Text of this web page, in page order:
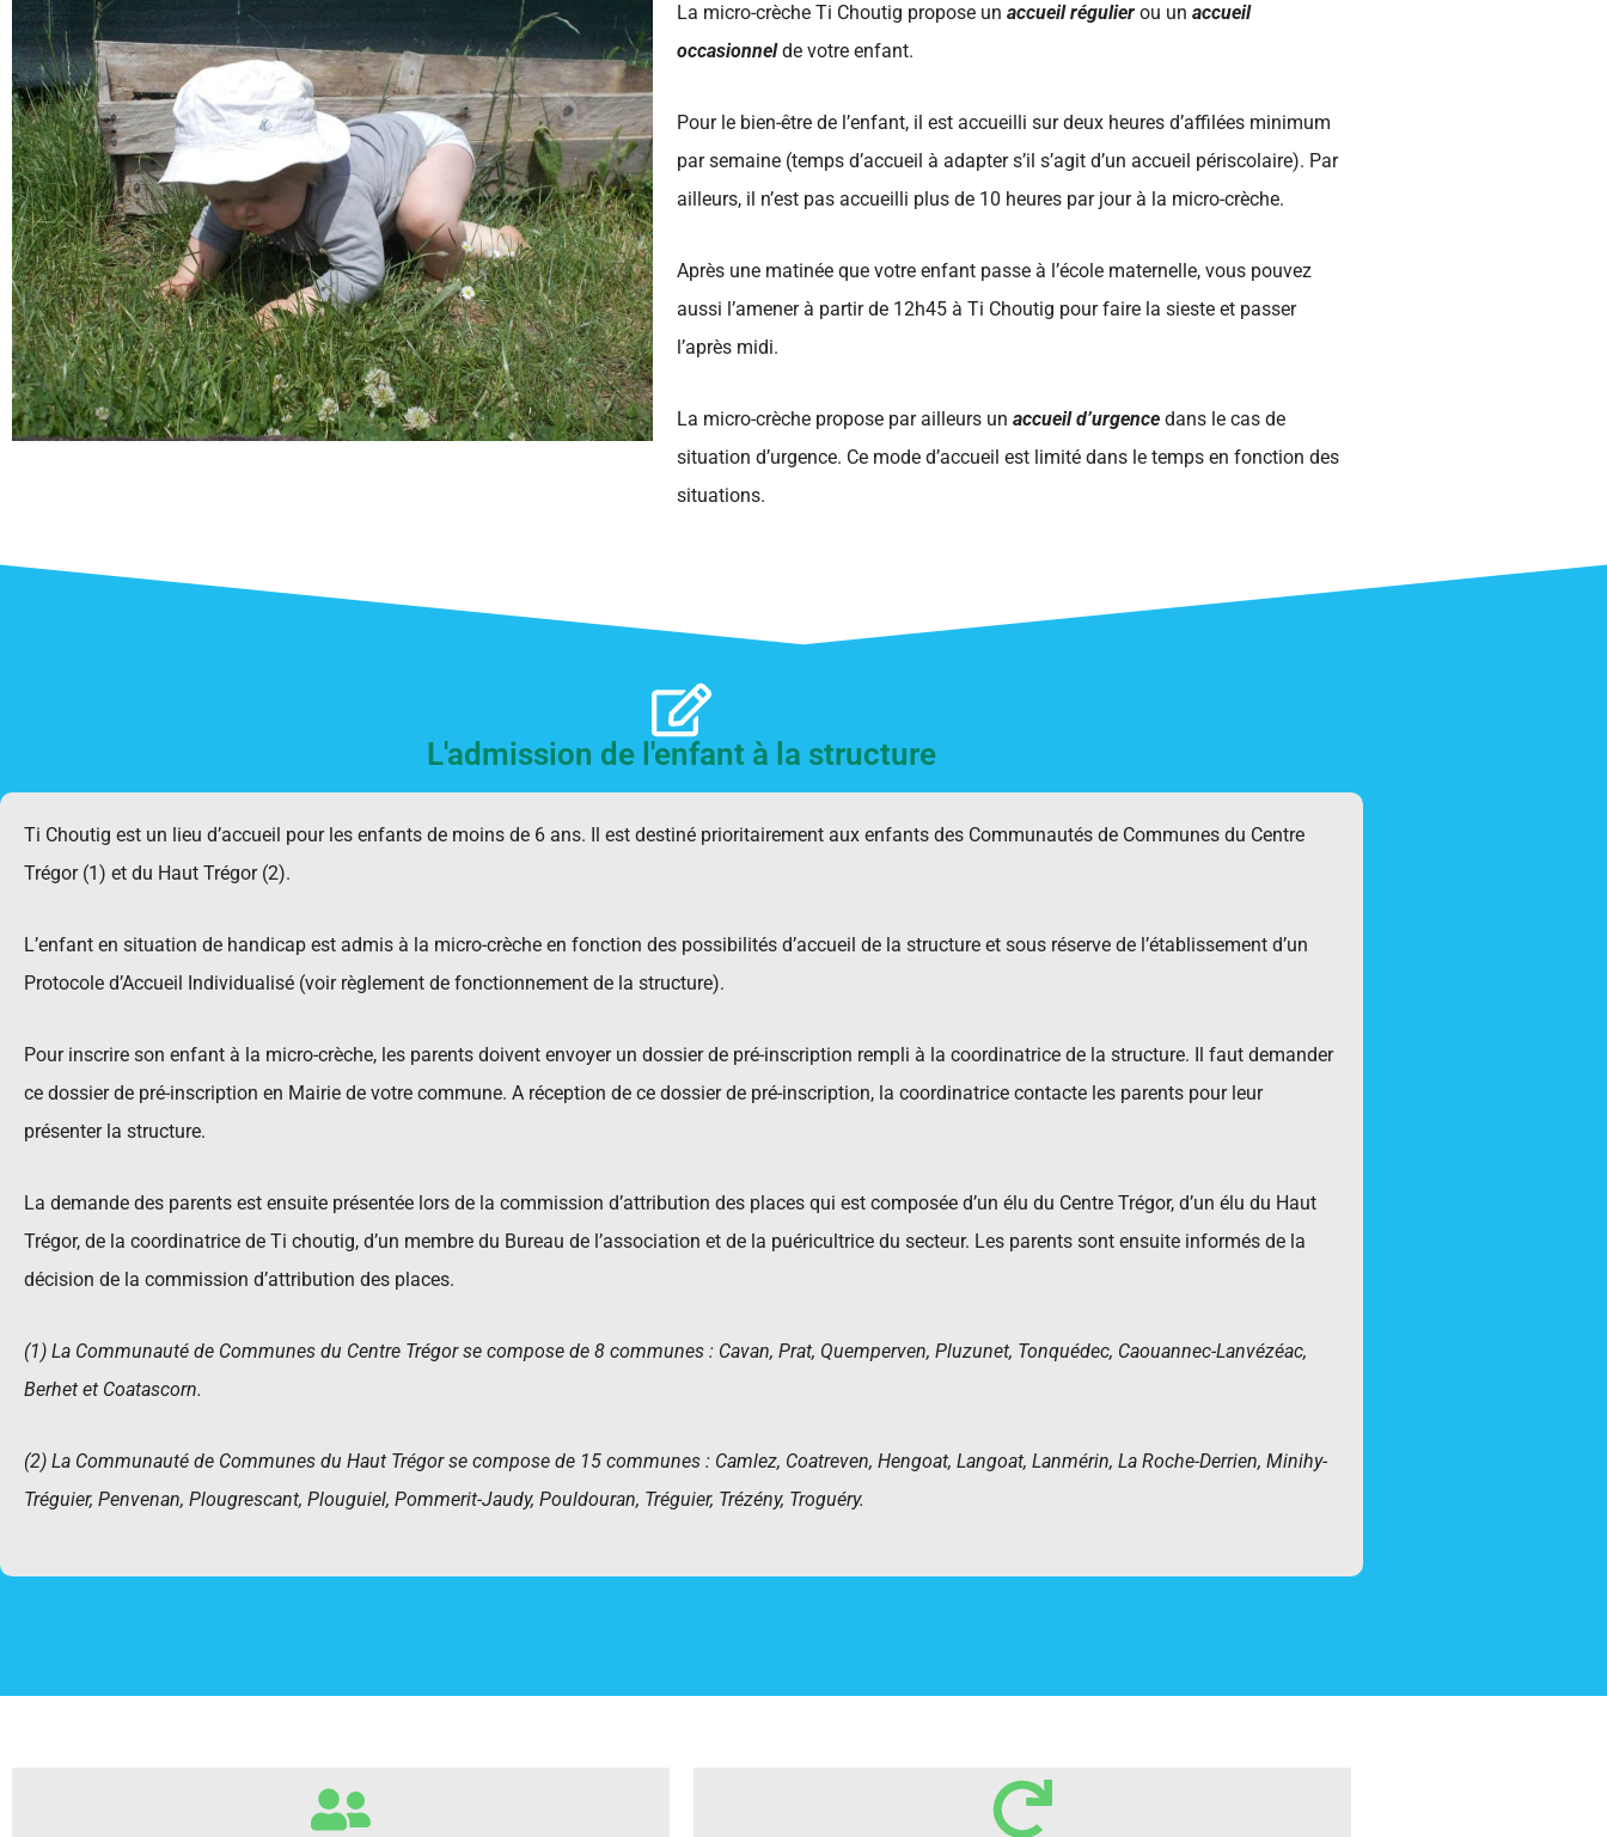
La micro-crèche Ti Choutig propose un accueil régulier ou un accueil
occasionnelde votre enfant.
Pour le bien-être de l’enfant, il est accueilli sur deux heures d’affilées minimum
par semaine (temps d’accueil à adapter s’il s’agit d’un accueil périscolaire). Par
ailleurs, il n’est pas accueilli plus de 10 heures par jour à la micro-crèche.
Après une matinée que votre enfant passe à l’école maternelle, vous pouvez
aussi l’amener à partir de 12h45 à Ti Choutig pour faire la sieste et passer
l’après midi.
La micro-crèche propose par ailleurs un accueil d’urgencedans le cas de
situation d’urgence. Ce mode d’accueil est limité dans le temps en fonction des
situations.
L'admission de l'enfant à la structure
Ti Choutig est un lieu d’accueil pour les enfants de moins de 6 ans. Il est destiné prioritairement aux enfants des Communautés de Communes du Centre
Trégor (1) et du Haut Trégor (2).
L’enfant en situation de handicap est admis à la micro-crèche en fonction des possibilités d’accueil de la structure et sous réserve de l’établissement d’un
Protocole d’Accueil Individualisé (voir règlement de fonctionnement de la structure).
Pour inscrire son enfant à la micro-crèche, les parents doivent envoyer un dossier de pré-inscription rempli à la coordinatrice de la structure. Il faut demander
ce dossier de pré-inscription en Mairie de votre commune. A réception de ce dossier de pré-inscription, la coordinatrice contacte les parents pour leur
présenter la structure.
La demande des parents est ensuite présentée lors de la commission d’attribution des places qui est composée d’un élu du Centre Trégor, d’un élu du Haut
Trégor, de la coordinatrice de Ti choutig, d’un membre du Bureau de l’association et de la puéricultrice du secteur. Les parents sont ensuite informés de la
décision de la commission d’attribution des places.
(1) La Communauté de Communes du Centre Trégor se compose de 8 communes : Cavan, Prat, Quemperven, Pluzunet, Tonquédec, Caouannec-Lanvézéac,
Berhet et Coatascorn.
(2) La Communauté de Communes du Haut Trégor se compose de 15 communes : Camlez, Coatreven, Hengoat, Langoat, Lanmérin, La Roche-Derrien, Minihy-
Tréguier, Penvenan, Plougrescant, Plouguiel, Pommerit-Jaudy, Pouldouran, Tréguier, Trézény, Troguéry.